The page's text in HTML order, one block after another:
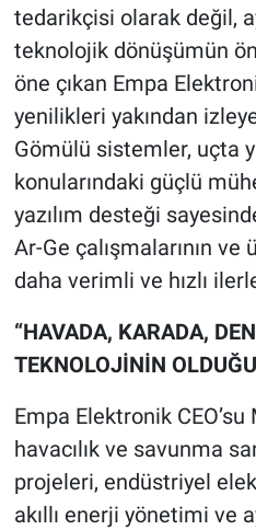
tedarikçisi olarak değil,
teknolojik dönüşümün
öne çıkan Empa
yenilikleri yakından
Gömülü sistemler, uçta
konularındaki güçlü
yazılım desteği
Ar-Ge çalışmalarının
daha verimli ve hızlı
“HAVADA, KARADA,
TEKNOLOJİNİN
Empa Elektronik
havacılık ve savunma
projeleri, endüstriyel
akıllı enerji yönetimi ve